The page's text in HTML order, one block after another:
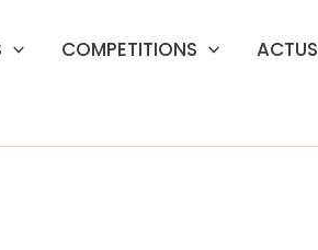
COMPETITIONS ACTUS